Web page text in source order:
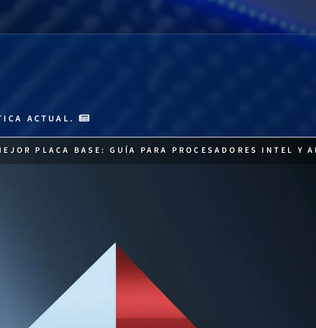
ACTUAL.
PLACA BASE: GUÍA PARA PROCESADORES INTEL Y